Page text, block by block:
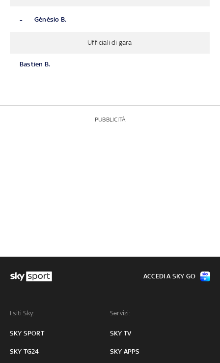
- Génésio B.
Ufficiali di gara
Bastien B.
PUBBLICITÀ
I siti Sky:
SKY SPORT
SKY TG24
Servizi:
SKY TV
SKY APPS
ACCEDI A SKY GO